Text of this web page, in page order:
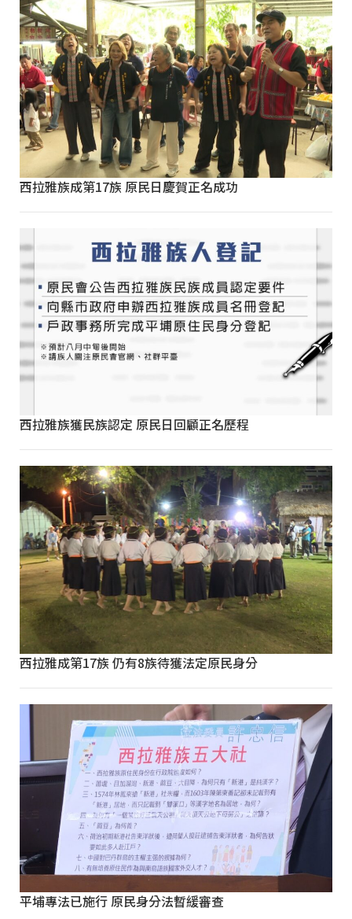
西拉雅族成第17族 原民日慶賀正名成功
西拉雅族獲民族認定 原民日回顧正名歷程
西拉雅成第17族 仍有8族待獲法定原民身分
平埔專法已施行 原民身分法暫緩審查